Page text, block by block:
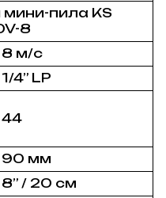
пила KS
8
8 м/с
1/4” LP
44
90 мм
8” / 20 см